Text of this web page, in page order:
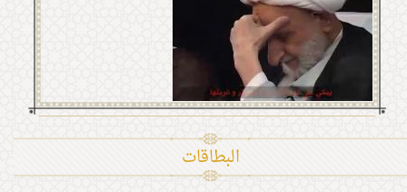
البطاقات